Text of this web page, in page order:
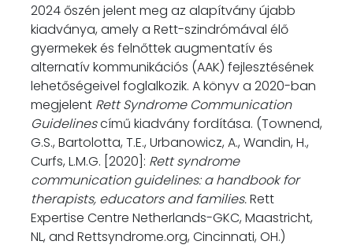
2024 őszén jelent meg az alapítvány újabb
kiadványa, amely a Rett-szindrómával élő
gyermekek és felnőttek augmentatív és
alternatív kommunikációs (AAK) fejlesztésének
lehetőségeivel foglalkozik. A könyv a 2020-ban
megjelent Rett Syndrome Communication
Guidelinescímű kiadvány fordítása. (Townend,
G.S., Bartolotta, T.E., Urbanowicz, A., Wandin, H.,
Curfs, L.M.G. [2020]: Rett syndrome
communication guidelines: a handbook for
therapists, educators and families.Rett
Expertise Centre Netherlands-GKC, Maastricht,
NL, and Rettsyndrome.org, Cincinnati, OH.)